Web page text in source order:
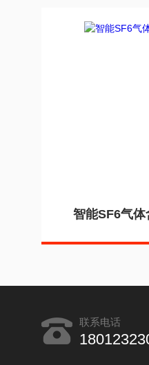
智能SF6气
联系电话